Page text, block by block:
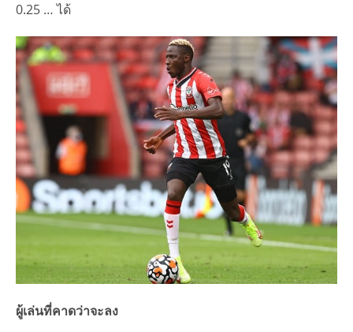
0.25 … ได้
ผู้เล่นที่คาดว่าจะลง